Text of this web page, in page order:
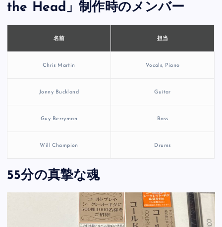
the Head」制作時のメンバー
名前 担当
Chris Martin Vocals, Piano
Jonny Buckland Guitar
Guy Berryman Bass
Will Champion Drums
55分の真摯な魂